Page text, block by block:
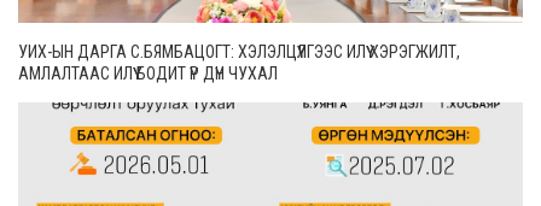
УИХ-ЫН ДАРГА С.БЯМБАЦОГТ: ХЭЛЭЛЦҮҮЛГЭЭС ИЛҮҮ ХЭРЭГЖИЛТ,
АМЛАЛТААС ИЛҮҮ БОДИТ ҮР ДҮН ЧУХАЛ